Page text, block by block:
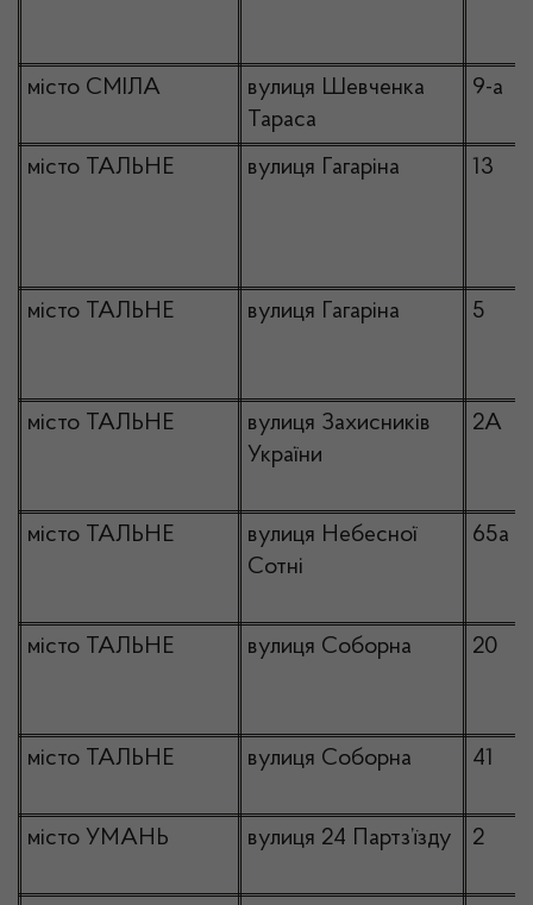
місто СМІЛА
вулиця Шевченка
Тараса
9-а
місто ТАЛЬНЕ вулиця Гагаріна 13
місто ТАЛЬНЕ вулиця Гагаріна 5
місто ТАЛЬНЕ
вулиця Захисників
України
2А
місто ТАЛЬНЕ
вулиця Небесної
Сотні
65а
місто ТАЛЬНЕ вулиця Соборна 20
місто ТАЛЬНЕ вулиця Соборна 41
місто УМАНЬ вулиця 24 Партз’їзду 2